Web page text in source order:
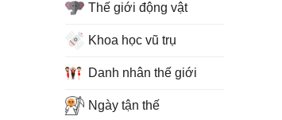
Thế giới động vật
Khoa học vũ trụ
Danh nhân thế giới
Ngày tận thế